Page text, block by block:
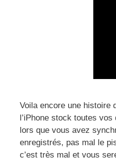
Voila encore une histoire
l’iPhone stock toutes
lors que vous avez
enregistrés, pas mal le
c’est très mal et vous